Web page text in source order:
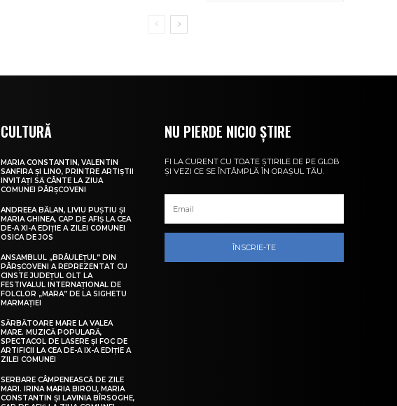
CULTURĂ
MARIA CONSTANTIN, VALENTIN
SANFIRA ȘI LINO, PRINTRE ARTIȘTII
INVITAȚI SĂ CÂNTE LA ZIUA
COMUNEI PÂRȘCOVENI
ANDREEA BĂLAN, LIVIU PUȘTIU ȘI
MARIA GHINEA, CAP DE AFIȘ LA CEA
DE-A XI-A EDIȚIE A ZILEI COMUNEI
OSICA DE JOS
ANSAMBLUL „BRÂULEȚUL” DIN
PÂRȘCOVENI A REPREZENTAT CU
CINSTE JUDEȚUL OLT LA
FESTIVALUL INTERNAȚIONAL DE
FOLCLOR „MARA” DE LA SIGHETU
MARMAȚIEI
SĂRBĂTOARE MARE LA VALEA
MARE. MUZICĂ POPULARĂ,
SPECTACOL DE LASERE ȘI FOC DE
ARTIFICII LA CEA DE-A IX-A EDIȚIE A
ZILEI COMUNEI
SERBARE CÂMPENEASCĂ DE ZILE
MARI. IRINA MARIA BIROU, MARIA
CONSTANTIN ȘI LAVINIA BÎRSOGHE,
NU PIERDE NICIO ȘTIRE
FI LA CURENT CU TOATE ȘTIRILE DE PE GLOB
ȘI VEZI CE SE ÎNTÂMPLĂ ÎN ORAȘUL TĂU.
ÎNSCRIE-TE